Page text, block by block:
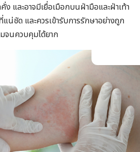
และอาจมีเยื่อเมือกบนฝ่ามือและฝ่าเท้า
น่ชัด และควรเข้ารับการรักษาอย่างถูก
จนควบคุมได้ยาก